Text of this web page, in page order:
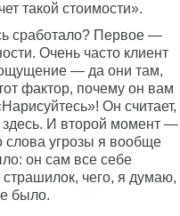
такой стоимости».
сработало? Первое —
Очень часто клиент
ощущение — да они там,
фактор, почему он вам
Он считает,
И второй момент —
слова угрозы я вообще
он сам все себе
чего, я думаю,
было.